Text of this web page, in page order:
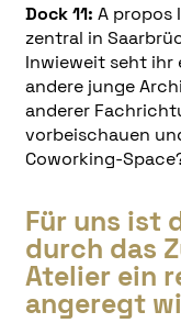
Dock 11: A propos
zentral in
Inwieweit seht ihr
andere junge
anderer
vorbeischauen
Coworking-
Für uns ist
durch das
Atelier ein
angeregt